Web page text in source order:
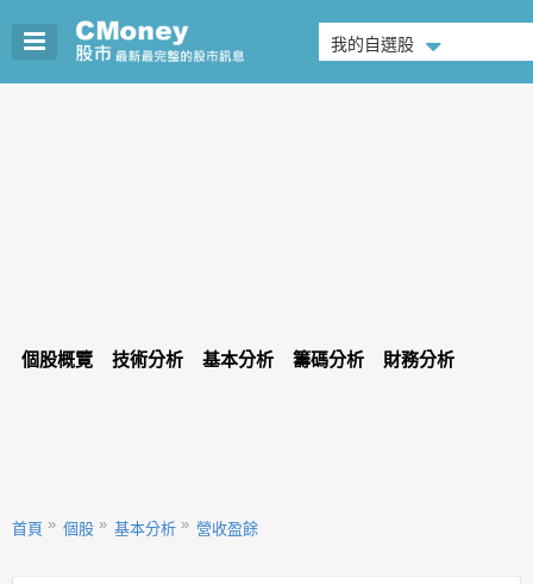
我的自選股
個股概覽 技術分析 基本分析 籌碼分析 財務分析
首頁 個股 基本分析 營收盈餘